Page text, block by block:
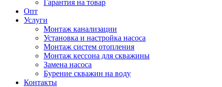
Гарантия на товар
Опт
Услуги
Монтаж канализации
Установка и настройка насоса
Монтаж систем отопления
Монтаж кессона для скважины
Замена насоса
Бурение скважин на воду
Контакты